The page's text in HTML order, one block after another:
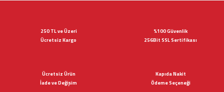
Ürün bilgilerinde hatalar bulunuyor.
250 TL ve Üzeri
Ücretsiz Kargo
%100 Güvenlik
256Bit SSL Sertifikası
Ücretsiz Ürün
İade ve Değişim
Kapıda Nakit
Ödeme Seçeneği